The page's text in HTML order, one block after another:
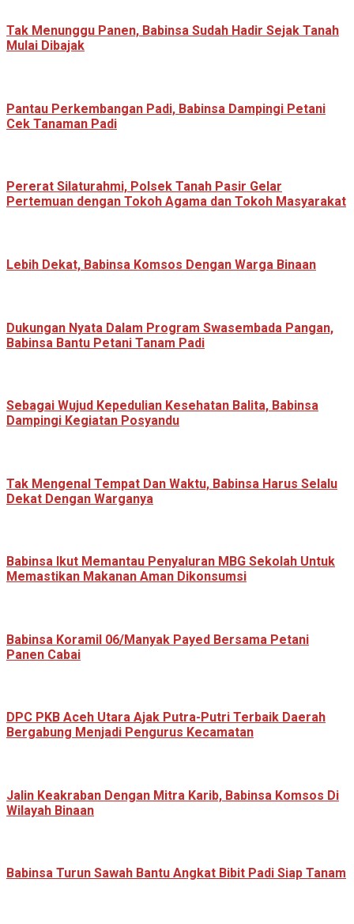
Tak Menunggu Panen, Babinsa Sudah Hadir Sejak Tanah
Mulai Dibajak
Pantau Perkembangan Padi, Babinsa Dampingi Petani
Cek Tanaman Padi
Pererat Silaturahmi, Polsek Tanah Pasir Gelar
Pertemuan dengan Tokoh Agama dan Tokoh Masyarakat
Lebih Dekat, Babinsa Komsos Dengan Warga Binaan
Dukungan Nyata Dalam Program Swasembada Pangan,
Babinsa Bantu Petani Tanam Padi
Sebagai Wujud Kepedulian Kesehatan Balita, Babinsa
Dampingi Kegiatan Posyandu
Tak Mengenal Tempat Dan Waktu, Babinsa Harus Selalu
Dekat Dengan Warganya
Babinsa Ikut Memantau Penyaluran MBG Sekolah Untuk
Memastikan Makanan Aman Dikonsumsi
Babinsa Koramil 06/Manyak Payed Bersama Petani
Panen Cabai
‎DPC PKB Aceh Utara Ajak Putra-Putri Terbaik Daerah
Bergabung Menjadi Pengurus Kecamatan
Jalin Keakraban Dengan Mitra Karib, Babinsa Komsos Di
Wilayah Binaan
Babinsa Turun Sawah Bantu Angkat Bibit Padi Siap Tanam